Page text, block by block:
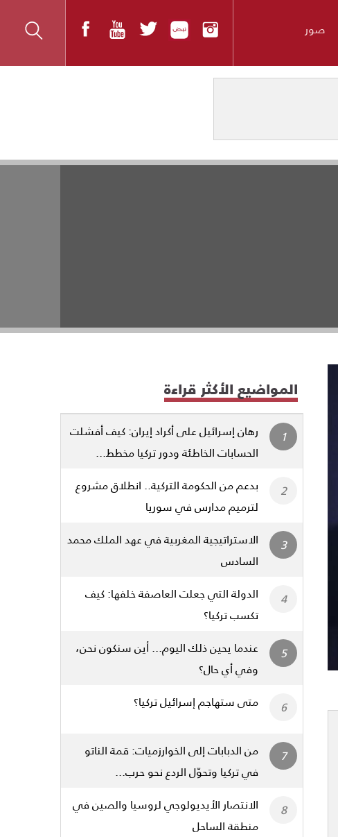
صور
المواضيع الأكثر قراءة
رهان إسرائيل على أكراد إيران: كيف أفشلت
الحسابات الخاطئة ودور تركيا مخطط...
بدعم من الحكومة التركية.. انطلاق مشروع
لترميم مدارس في سوريا
الاستراتيجية المغربية في عهد الملك محمد
السادس
الدولة التي جعلت العاصفة خلفها: كيف
تكسب تركيا؟
عندما يحين ذلك اليوم... أين سنكون نحن،
وفي أي حال؟
متى ستهاجم إسرائيل تركيا؟
من الدبابات إلى الخوارزميات: قمة الناتو
في تركيا وتحوّل الردع نحو حرب...
الانتصار الأيديولوجي لروسيا والصين في
منطقة الساحل